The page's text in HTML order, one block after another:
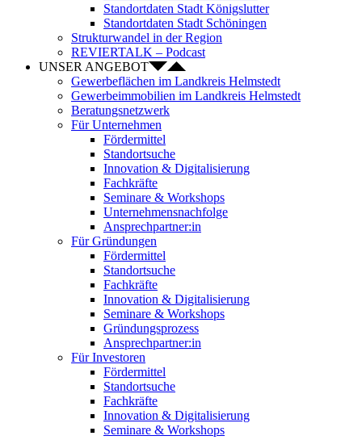
Standortdaten Stadt Königslutter
Standortdaten Stadt Schöningen
Strukturwandel in der Region
REVIERTALK – Podcast
UNSER ANGEBOT
Gewerbeflächen im Landkreis Helmstedt
Gewerbeimmobilien im Landkreis Helmstedt
Beratungsnetzwerk
Für Unternehmen
Fördermittel
Standortsuche
Innovation & Digitalisierung
Fachkräfte
Seminare & Workshops
Unternehmensnachfolge
Ansprechpartner:in
Für Gründungen
Fördermittel
Standortsuche
Fachkräfte
Innovation & Digitalisierung
Seminare & Workshops
Gründungsprozess
Ansprechpartner:in
Für Investoren
Fördermittel
Standortsuche
Fachkräfte
Innovation & Digitalisierung
Seminare & Workshops